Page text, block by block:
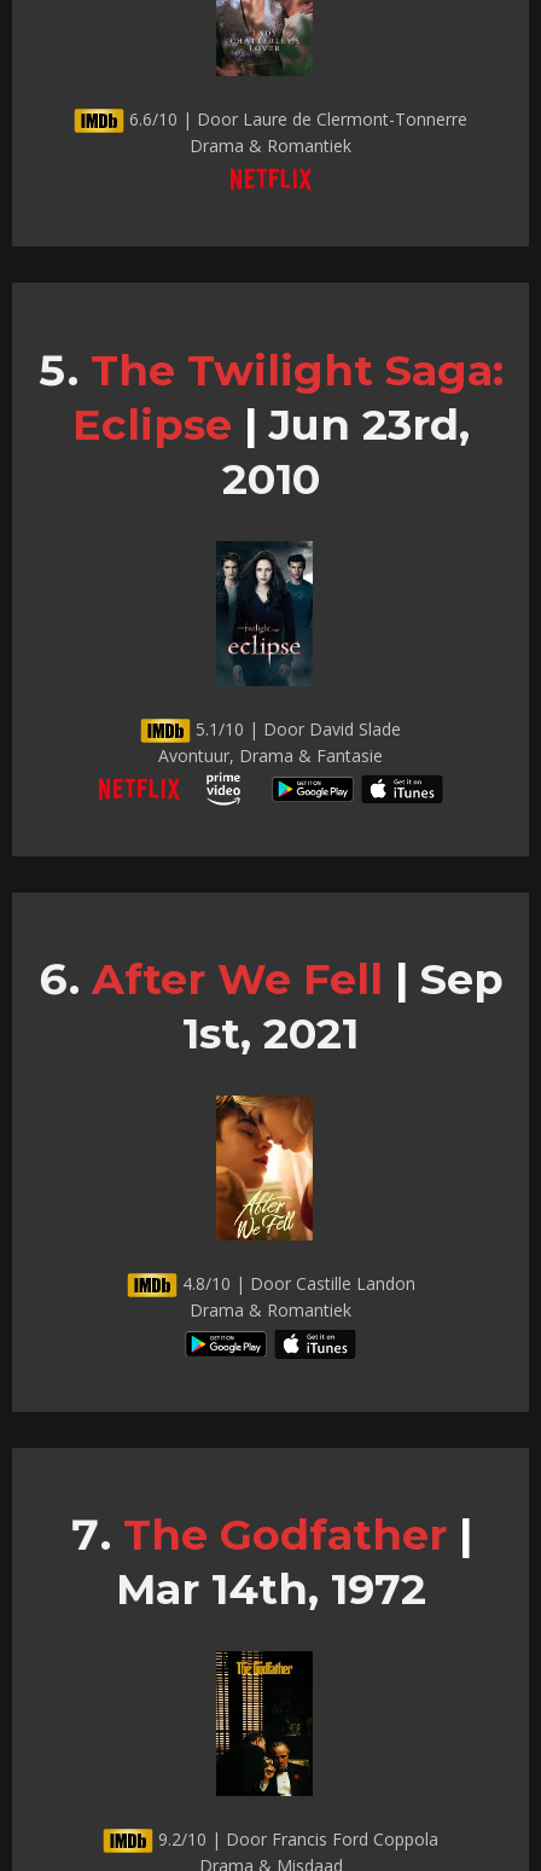
6.6/10 | Door Laure de Clermont-Tonnerre
Drama & Romantiek
The Twilight Saga:
Eclipse | Jun 23rd,
2010
5.1/10 | Door David Slade
Avontuur, Drama & Fantasie
After We Fell | Sep
1st, 2021
4.8/10 | Door Castille Landon
Drama & Romantiek
The Godfather |
Mar 14th, 1972
9.2/10 | Door Francis Ford Coppola
Drama & Misdaad